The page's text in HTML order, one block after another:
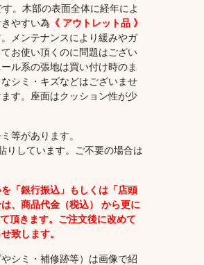
。木部の表面全体に経年によ
やすい為 《 アウトレット品 》
メンテナンスにより緩みやガ
お使い頂くのに問題はござい
ル系の張地は買い付け時のま
シミ・キズなどはございませ
す。座面はクッション性が少
等があります。
りしています。ご不要の場合は
「銀行振込」もしくは「店頭
、商品代金（税込） から更に
頂きます。ご注文後に改めて
致します。
シミ・補修跡等）は画像で紹